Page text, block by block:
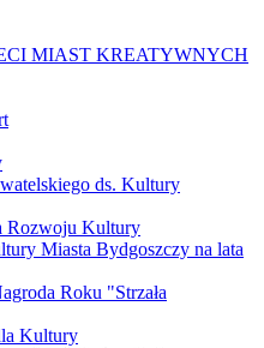
MIAST KREATYWNYCH
ds. Kultury
Rozwoju Kultury
Miasta Bydgoszczy na lata
Roku "Strzała
Kultury